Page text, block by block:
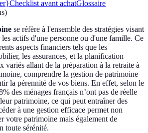
Checklist avant achatGlossaire
)
se réfère à l'ensemble des stratégies visant
actifs d'une personne ou d'une famille. Ce
aspects financiers tels que les
les assurances, et la planification
variés allant de la préparation à la retraite à
comprendre la gestion de patrimoine
la pérennité de vos biens. En effet, selon le
des ménages français n’ont pas de réelle
patrimoine, ce qui peut entraîner des
à une gestion efficace permet non
votre patrimoine mais également de
toute sérénité.